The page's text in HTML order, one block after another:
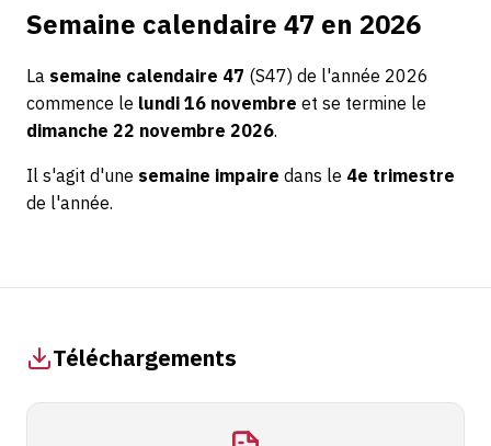
Semaine calendaire 47 en 2026
La semaine calendaire 47 (S47) de l'année 2026
commence le lundi 16 novembre et se termine le
dimanche 22 novembre 2026.
Il s'agit d'une semaine impaire dans le 4e trimestre
de l'année.
Téléchargements